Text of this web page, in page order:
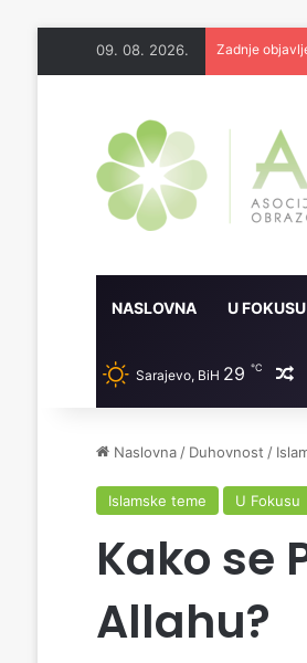
09. 08. 2026. Zadnje
NASLOVNA U FOKUSU
Sarajevo, BiH 29 ℃
Naslovna / Duhovnost /
Islamske teme U Fokusu
Kako se
Allahu?